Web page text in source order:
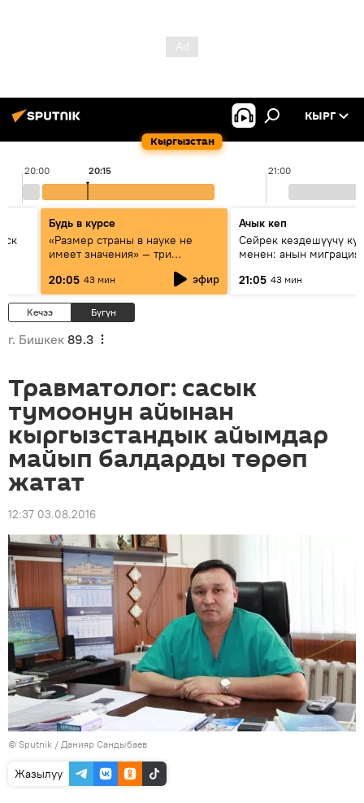
Кыргызстан
КЫРГ
20:00 21:00
20:15
Будь в курсе
«Размер страны в науке не
имеет значения» — три
эксперта о сотрудничестве
России и Кыргызстана в
образовании и исследованиях
20:05 43 мин эфир
Ачык кеп
Сейрек кездешүүчү
менен: анын
21:05 43 мин
Кечээ Бүгүн
г. Бишкек 89.3
Травматолог: сасык
тумоонун айынан
кыргызстандык айымдар
майып балдарды төрөп
жатат
12:37 03.08.2016
© Sputnik / Данияр Сандыбаев
Жазылуу